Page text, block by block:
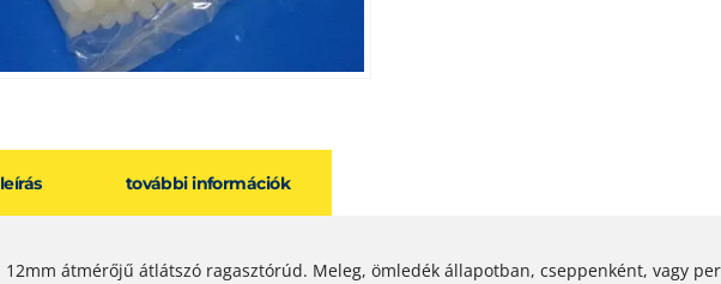
leírás további információk
12mm átmérőjű átlátszó ragasztórúd. Meleg, ömledék állapotban, cseppenként, vagy